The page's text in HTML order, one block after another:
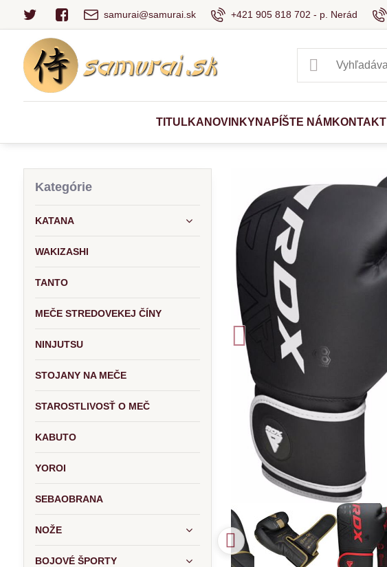
samurai@samurai.sk +421 905 818 702 - p. Nerád
TITULKA NOVINKYNAPÍŠTE NÁM KONTAKT
Kategórie
KATANA
WAKIZASHI
TANTO
MEČE STREDOVEKEJ ČÍNY
NINJUTSU
STOJANY NA MEČE
STAROSTLIVOSŤ O MEČ
KABUTO
YOROI
SEBAOBRANA
NOŽE
BOJOVÉ ŠPORTY